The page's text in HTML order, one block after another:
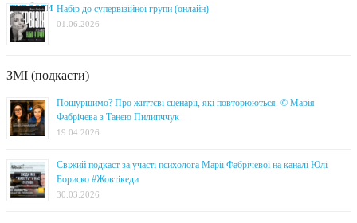
Набір до супервізійної групи (онлайн)
01.06.2026
ЗМІ (подкасти)
Пошуршимо? Про життєві сценарії, які повторюються. © Марія
Фабрічева з Танею Пилипччук
19.04.2026
Свіжий подкаст за участі психолога Марії Фабрічевої на каналі Юлі
Бориско #Жовтікеди
30.03.2026